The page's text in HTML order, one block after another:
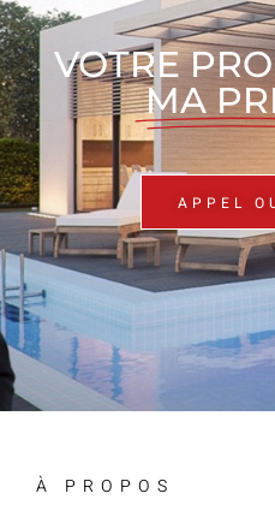
VOTRE
MA
APPEL
À PROPOS